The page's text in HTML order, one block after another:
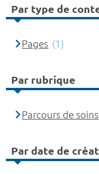
Par type de
Pages (1)
Par rubrique
Parcours de soins
Par date de